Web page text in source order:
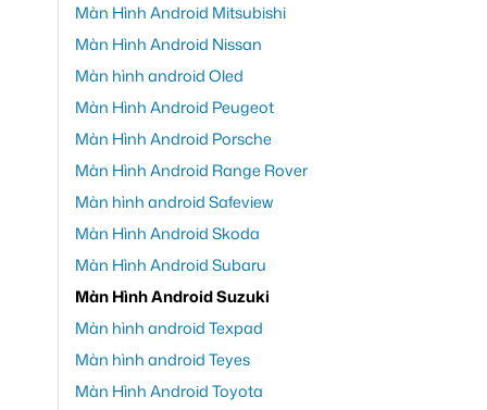
Màn Hình Android Mitsubishi
Màn Hình Android Nissan
Màn hình android Oled
Màn Hình Android Peugeot
Màn Hình Android Porsche
Màn Hình Android Range Rover
Màn hình android Safeview
Màn Hình Android Skoda
Màn Hình Android Subaru
Màn Hình Android Suzuki
Màn hình android Texpad
Màn hình android Teyes
Màn Hình Android Toyota